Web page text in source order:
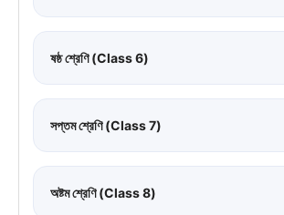
ষষ্ঠ শ্রেণি (Class 6)
সপ্তম শ্রেণি (Class 7)
অষ্টম শ্রেণি (Class 8)